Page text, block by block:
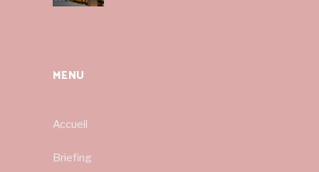
MENU
Accueil
Briefing